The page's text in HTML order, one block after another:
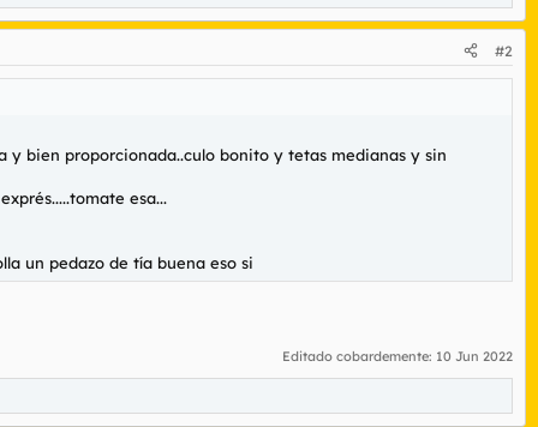
#2
y bien proporcionada..culo bonito y tetas medianas y sin
esa...
un pedazo de tía buena eso si
Editado cobardemente: 10 Jun 2022